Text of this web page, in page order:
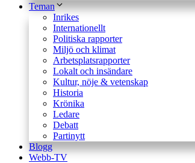
Teman
Inrikes
Internationellt
Politiska rapporter
Miljö och klimat
Arbetsplatsrapporter
Lokalt och insändare
Kultur, nöje & vetenskap
Historia
Krönika
Ledare
Debatt
Partinytt
Blogg
Webb-TV